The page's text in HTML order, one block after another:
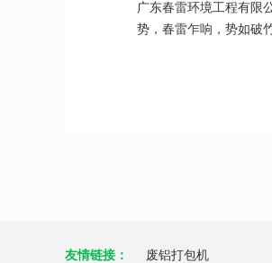
广东春雷环境工程有限
势，春雷乍响，势如破
友情链接： 废铝打包机